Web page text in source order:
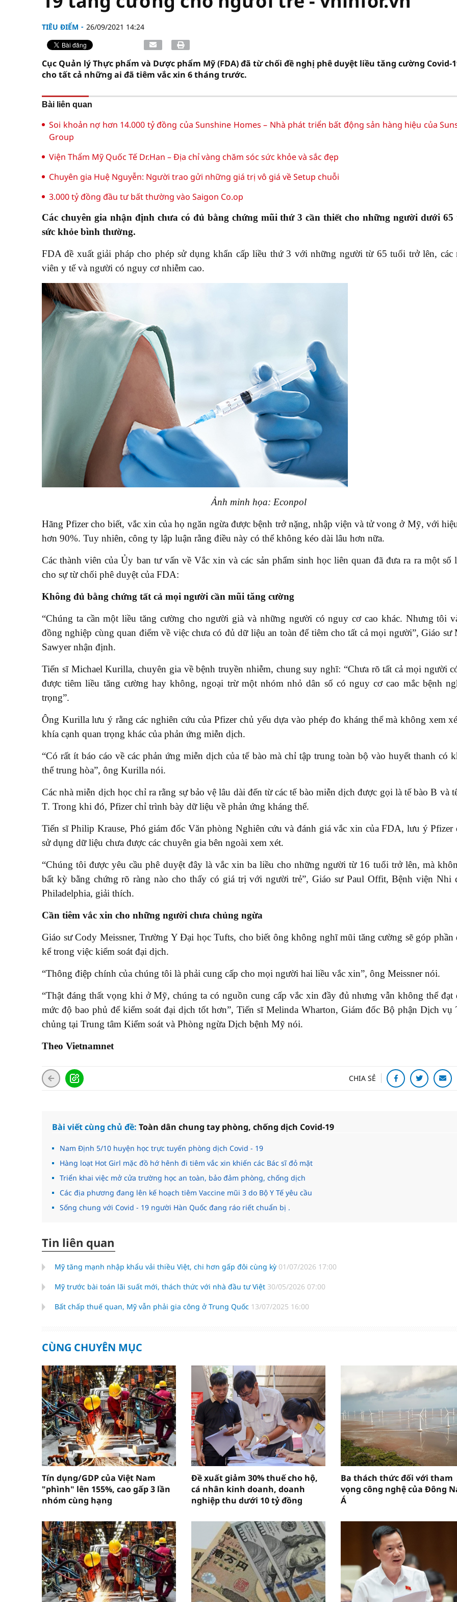
TIÊU ĐIỂM 26/09/2021 14:24
Cục Quản lý Thực phẩm và Dược phẩm Mỹ (FDA) đã từ chối đề nghị phê duyệt liều tăng cường Covid-
cho tất cả những ai đã tiêm vắc xin 6 tháng trước.
Bài liên quan
Soi khoản nợ hơn 14.000 tỷ đồng của Sunshine Homes – Nhà phát triển bất động sản hàng hiệu của
Group
Viện Thẩm Mỹ Quốc Tế Dr.Han – Địa chỉ vàng chăm sóc sức khỏe và sắc đẹp
Chuyên gia Huệ Nguyễn: Người trao gửi những giá trị vô giá về Setup chuỗi
3.000 tỷ đồng đầu tư bất thường vào Saigon Co.op
Các chuyên gia nhận định chưa có đủ bằng chứng mũi thứ 3 cần thiết cho những người dưới 65
sức khỏe bình thường.
FDA đề xuất giải pháp cho phép sử dụng khẩn cấp liều thứ 3 với những người từ 65 tuổi trở lên, các
viên y tế và người có nguy cơ nhiễm cao.
Ảnh minh họa: Econpol
Hãng Pfizer cho biết, vắc xin của họ ngăn ngừa được bệnh trở nặng, nhập viện và tử vong ở Mỹ, với
hơn 90%. Tuy nhiên, công ty lập luận rằng điều này có thể không kéo dài lâu hơn nữa.
Các thành viên của Ủy ban tư vấn về Vắc xin và các sản phẩm sinh học liên quan đã đưa ra ra một số
cho sự từ chối phê duyệt của FDA:
Không đủ bằng chứng tất cả mọi người cần mũi tăng cường
“Chúng ta cần một liều tăng cường cho người già và những người có nguy cơ cao khác. Nhưng tôi
đồng nghiệp cùng quan điểm về việc chưa có đủ dữ liệu an toàn để tiêm cho tất cả mọi người”, Giáo sư
Sawyer nhận định.
Tiến sĩ Michael Kurilla, chuyên gia về bệnh truyền nhiễm, chung suy nghĩ: “Chưa rõ tất cả mọi người
được tiêm liều tăng cường hay không, ngoại trừ một nhóm nhỏ dân số có nguy cơ cao mắc bệnh
trọng”.
Ông Kurilla lưu ý rằng các nghiên cứu của Pfizer chủ yếu dựa vào phép đo kháng thể mà không xem
khía cạnh quan trọng khác của phản ứng miễn dịch.
“Có rất ít báo cáo về các phản ứng miễn dịch của tế bào mà chỉ tập trung toàn bộ vào huyết thanh có
thể trung hòa”, ông Kurilla nói.
Các nhà miễn dịch học chỉ ra rằng sự bảo vệ lâu dài đến từ các tế bào miễn dịch được gọi là tế bào B và
T. Trong khi đó, Pfizer chỉ trình bày dữ liệu về phản ứng kháng thể.
Tiến sĩ Philip Krause, Phó giám đốc Văn phòng Nghiên cứu và đánh giá vắc xin của FDA, lưu ý Pfizer
sử dụng dữ liệu chưa được các chuyên gia bên ngoài xem xét.
“Chúng tôi được yêu cầu phê duyệt đây là vắc xin ba liều cho những người từ 16 tuổi trở lên, mà
bất kỳ bằng chứng rõ ràng nào cho thấy có giá trị với người trẻ”, Giáo sư Paul Offit, Bệnh viện Nhi
Philadelphia, giải thích.
Cần tiêm vắc xin cho những người chưa chủng ngừa
Giáo sư Cody Meissner, Trường Y Đại học Tufts, cho biết ông không nghĩ mũi tăng cường sẽ góp phần
kể trong việc kiểm soát đại dịch.
“Thông điệp chính của chúng tôi là phải cung cấp cho mọi người hai liều vắc xin”, ông Meissner nói.
“Thật đáng thất vọng khi ở Mỹ, chúng ta có nguồn cung cấp vắc xin đầy đủ nhưng vẫn không thể đạt
mức độ bao phủ để kiểm soát đại dịch tốt hơn”, Tiến sĩ Melinda Wharton, Giám đốc Bộ phận Dịch vụ
chủng tại Trung tâm Kiểm soát và Phòng ngừa Dịch bệnh Mỹ nói.
Theo Vietnamnet
CHIA SẺ
Bài viết cùng chủ đề: Toàn dân chung tay phòng, chống dịch Covid-19
Nam Định 5/10 huyện học trực tuyến phòng dịch Covid - 19
Hàng loạt Hot Girl mặc đồ hớ hênh đi tiêm vắc xin khiến các Bác sĩ đỏ mặt
Triển khai việc mở cửa trường học an toàn, bảo đảm phòng, chống dịch
Các địa phương đang lên kế hoạch tiêm Vaccine mũi 3 do Bộ Y Tế yêu cầu
Sống chung với Covid - 19 người Hàn Quốc đang ráo riết chuẩn bị .
Tin liên quan
Mỹ tăng mạnh nhập khẩu vải thiều Việt, chi hơn gấp đôi cùng kỳ 01/07/2026 17:00
Mỹ trước bài toán lãi suất mới, thách thức với nhà đầu tư Việt 30/05/2026 07:00
Bất chấp thuế quan, Mỹ vẫn phải gia công ở Trung Quốc 13/07/2025 16:00
CÙNG CHUYÊN MỤC
Tín dụng/GDP của Việt Nam
"phình" lên 155%, cao gấp 3 lần
nhóm cùng hạng
Đề xuất giảm 30% thuế cho hộ,
cá nhân kinh doanh, doanh
nghiệp thu dưới 10 tỷ đồng
Ba thách thức đối với tham
vọng công nghệ của Đông
Á